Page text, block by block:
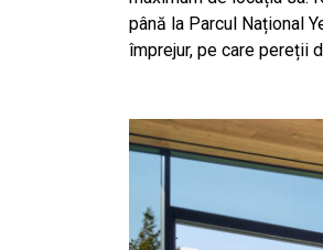
până la Parcul Național
împrejur, pe care pereții